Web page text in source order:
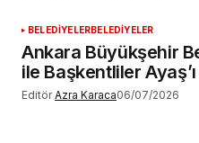
BELEDİYELERBELEDİYELER
Ankara Büyükşehir
ile Başkentliler
Editör Azra Karaca06/07/2026